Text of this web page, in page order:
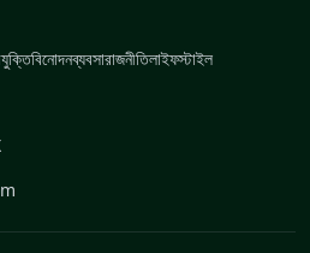
বিনোদনব্যবসারাজনীতিলাইফস্টাইল